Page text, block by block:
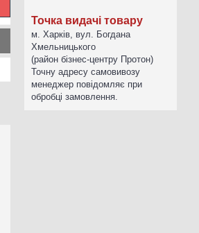
Точка видачі товару
м. Харків, вул. Богдана
Хмельницького
(район бізнес-центру Протон)
Точну адресу самовивозу
менеджер повідомляє при
обробці замовлення.